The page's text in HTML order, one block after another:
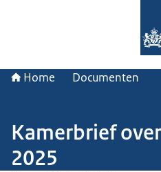
Home Documenten
Kamerbrief
2025